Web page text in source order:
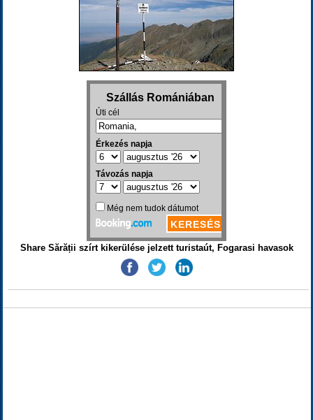
Share Sărății szírt kikerülése jelzett turistaút, Fogarasi havasok